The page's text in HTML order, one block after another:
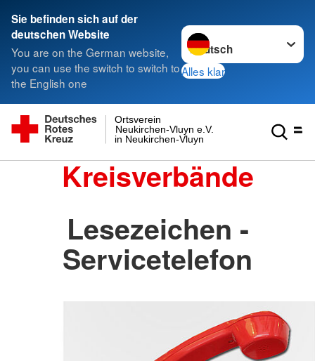
Sie befinden sich auf der
deutschen Website
You are on the German website,
you can use the switch to switch to
the English one
Sprache wechseln zu
Alles klar
in Neukirchen-Vluyn
Neukirchen-Vluyn e.V.
Ortsverein
Kreisverbände
Lesezeichen -
Servicetelefon